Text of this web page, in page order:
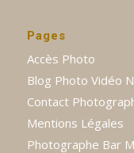
Pages
Accès Photo
Blog Photo Vidéo
Contact
Mentions Légales
Photographe Bar